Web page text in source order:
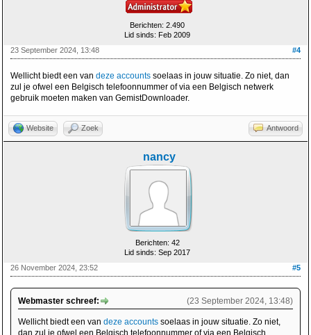
Berichten: 2.490
Lid sinds: Feb 2009
#4
23 September 2024, 13:48
Wellicht biedt een van deze accounts soelaas in jouw situatie. Zo niet, dan
zul je ofwel een Belgisch telefoonnummer of via een Belgisch netwerk
gebruik moeten maken van GemistDownloader.
Website Zoek Antwoord
nancy
Berichten: 42
Lid sinds: Sep 2017
#5
26 November 2024, 23:52
(23 September 2024, 13:48)
Webmaster schreef:
Wellicht biedt een van deze accounts soelaas in jouw situatie. Zo niet,
dan zul je ofwel een Belgisch telefoonnummer of via een Belgisch